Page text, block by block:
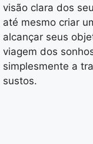
visão clara dos
até mesmo criar
alcançar seus
viagem dos
simplesmente a
sustos.